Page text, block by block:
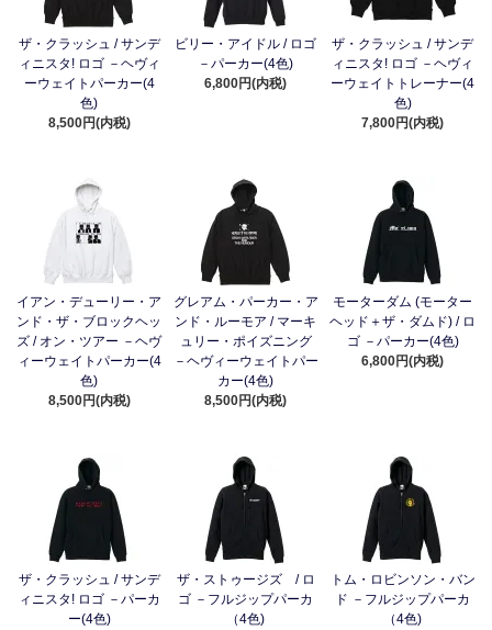
ザ・クラッシュ / サンデ
ィニスタ! ロゴ －ヘヴィ
ーウェイトパーカー(4
色)
8,500円(内税)
ビリー・アイドル / ロゴ
－パーカー(4色)
6,800円(内税)
ザ・クラッシュ / サンデ
ィニスタ! ロゴ －ヘヴィ
ーウェイトトレーナー(4
色)
7,800円(内税)
イアン・デューリー・ア
ンド・ザ・ブロックヘッ
ズ / オン・ツアー －ヘヴ
ィーウェイトパーカー(4
色)
8,500円(内税)
グレアム・パーカー・ア
ンド・ルーモア / マーキ
ュリー・ポイズニング
－ヘヴィーウェイトパー
カー(4色)
8,500円(内税)
モーターダム (モーター
ヘッド＋ザ・ダムド) / ロ
ゴ －パーカー(4色)
6,800円(内税)
ザ・クラッシュ / サンデ
ィニスタ! ロゴ －パーカ
ー(4色)
ザ・ストゥージズ / ロ
ゴ －フルジップパーカ
（4色)
トム・ロビンソン・バン
ド －フルジップパーカ
（4色)